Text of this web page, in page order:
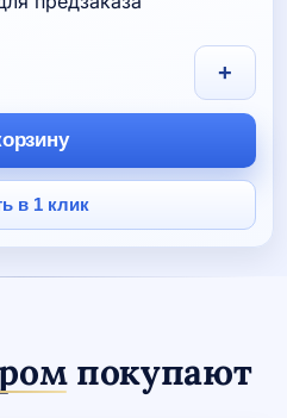
+
в 1 клик
покупают